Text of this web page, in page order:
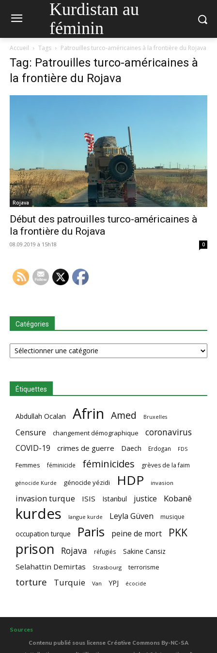
Kurdistan au
féminin
Accueil Tags Patrouilles turco-américaines à la frontière du Rojava
Tag: Patrouilles turco-américaines à
la frontière du Rojava
Rojava
Début des patrouilles turco-américaines à
la frontière du Rojava
08.09.2019 à 15h18 0
Catégories
Catégories
Étiquettes
Abdullah Ocalan Afrin Amed Bruxelles
Censure changement démographique coronavirus
COVID-19 crimes de guerre Daech Erdogan FDS
Femmes féminicide féminicides grèves de la faim
génocide Kurde génocide yézidi HDP invasion
invasion turque ISIS Istanbul justice Kobanê
kurdes langue kurde Leyla Güven musique
occupation turque Paris peine de mort PKK
prison Rojava réfugiés Sakine Cansiz
Selahattin Demirtas Strasbourg terrorisme
torture Turquie Van YPJ écocide
Sources
Contenu publié sous license Créative Commons By-NC-SA